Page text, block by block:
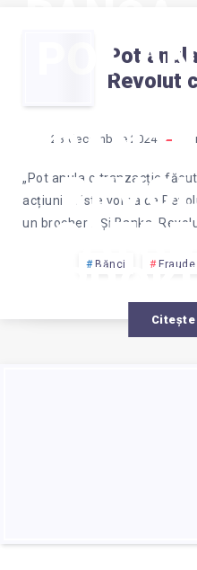
POT
FAC?
POT
O
CATRE
Pot
Revolut
23 decembrie 2024
„Pot anula o tranzacție
acțiuni? Este vorba de
un brocher .. Și Banka
Bănci